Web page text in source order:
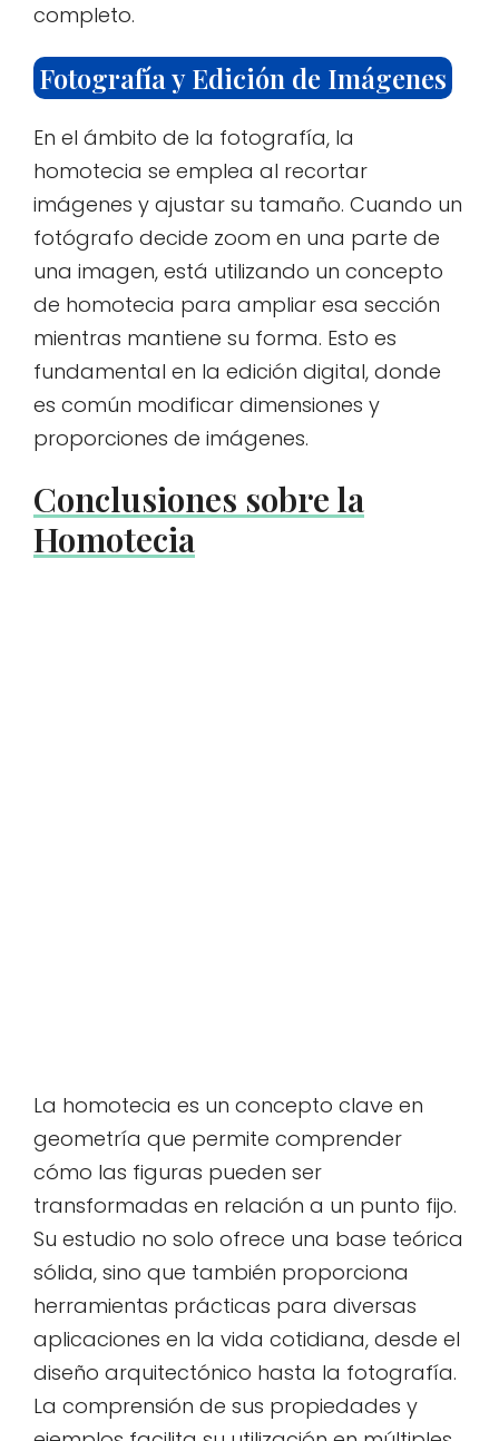
completo.
Fotografía y Edición de Imágenes
En el ámbito de la fotografía, la
homotecia se emplea al recortar
imágenes y ajustar su tamaño. Cuando un
fotógrafo decide zoom en una parte de
una imagen, está utilizando un concepto
de homotecia para ampliar esa sección
mientras mantiene su forma. Esto es
fundamental en la edición digital, donde
es común modificar dimensiones y
proporciones de imágenes.
Conclusiones sobre la
Homotecia
La homotecia es un concepto clave en
geometría que permite comprender
cómo las figuras pueden ser
transformadas en relación a un punto fijo.
Su estudio no solo ofrece una base teórica
sólida, sino que también proporciona
herramientas prácticas para diversas
aplicaciones en la vida cotidiana, desde el
diseño arquitectónico hasta la fotografía.
La comprensión de sus propiedades y